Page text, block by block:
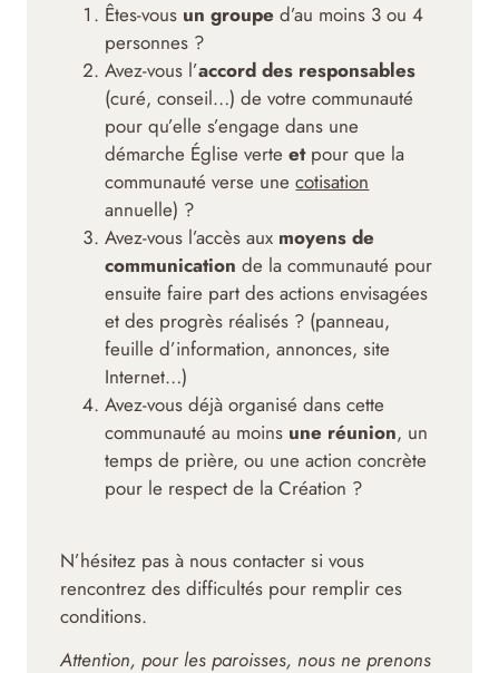
Êtes-vous un groupe d’au moins 3 ou 4
personnes ?
Avez-vous l’accord des responsables
(curé, conseil…) de votre communauté
pour qu’elle s’engage dans une
démarche Église verteetpour que la
communauté verse unecotisation
annuelle) ?
Avez-vous l’accès aux moyens de
communicationde la communauté pour
ensuite faire part des actions envisagées
et des progrès réalisés ? (panneau,
feuille d’information, annonces, site
Internet…)
Avez-vous déjà organisé dans cette
communauté au moins une réunion, un
temps de prière, ou une action concrète
pour le respect de la Création ?
N’hésitez pas à nous contacter si vous
rencontrez des difficultés pour remplir ces
conditions.
Attention, pour les paroisses, nous ne prenons